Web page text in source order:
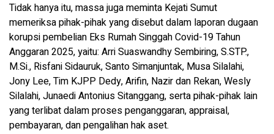
Tidak hanya itu, massa juga meminta Kejati Sumut
memeriksa pihak-pihak yang disebut dalam laporan dugaan
korupsi pembelian Eks Rumah Singgah Covid-19 Tahun
Anggaran 2025, yaitu: Arri Suaswandhy Sembiring, S.STP.,
M.Si., Risfani Sidauruk, Santo Simanjuntak, Musa Silalahi,
Jony Lee, Tim KJPP Dedy, Arifin, Nazir dan Rekan, Wesly
Silalahi, Junaedi Antonius Sitanggang, serta pihak-pihak lain
yang terlibat dalam proses penganggaran, appraisal,
pembayaran, dan pengalihan hak aset.